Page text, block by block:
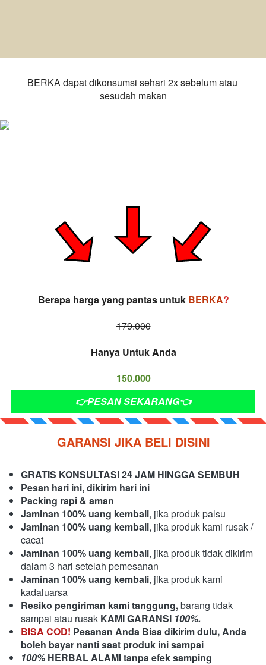
BERKA dapat dikonsumsi sehari 2x sebelum atau
sesudah makan
Berapa harga yang pantas untuk BERKA?
179.000
Hanya Untuk Anda
150.000
`👉PESAN SEKARANG👈
GARANSI JIKA BELI DISINI
GRATIS KONSULTASI 24 JAM HINGGA SEMBUH
Pesan hari ini, dikirim hari ini
Packing rapi & aman
Jaminan 100% uang kembali, jika produk palsu
Jaminan 100% uang kembali, jika produk kami rusak /
cacat
Jaminan 100% uang kembali, jika produk tidak dikirim
dalam 3 hari setelah pemesanan
Jaminan 100% uang kembali, jika produk kami
kadaluarsa
Resiko pengiriman kami tanggung,barang tidak
sampai atau rusak KAMI GARANSI 100%.
BISA COD! Pesanan Anda Bisa dikirim dulu, Anda
boleh bayar nanti saat produk ini sampai
100% HERBAL ALAMI tanpa efek samping